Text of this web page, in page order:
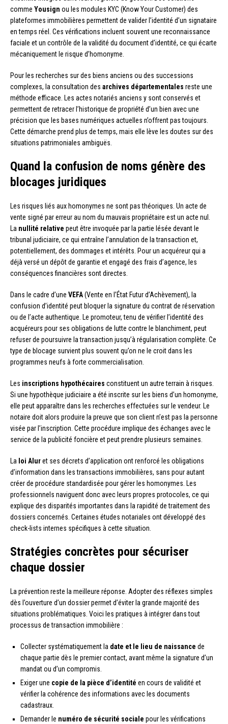
comme Yousign ou les modules KYC (Know Your Customer) des
plateformes immobilières permettent de valider l’identité d’un signataire
en temps réel. Ces vérifications incluent souvent une reconnaissance
faciale et un contrôle de la validité du document d’identité, ce qui écarte
mécaniquement le risque d’homonyme.
Pour les recherches sur des biens anciens ou des successions
complexes, la consultation des archives départementales reste une
méthode efficace. Les actes notariés anciens y sont conservés et
permettent de retracer l’historique de propriété d’un bien avec une
précision que les bases numériques actuelles n’offrent pas toujours.
Cette démarche prend plus de temps, mais elle lève les doutes sur des
situations patrimoniales ambiguës.
Quand la confusion de noms génère des
blocages juridiques
Les risques liés aux homonymes ne sont pas théoriques. Un acte de
vente signé par erreur au nom du mauvais propriétaire est un acte nul.
La nullité relative peut être invoquée par la partie lésée devant le
tribunal judiciaire, ce qui entraîne l’annulation de la transaction et,
potentiellement, des dommages et intérêts. Pour un acquéreur qui a
déjà versé un dépôt de garantie et engagé des frais d’agence, les
conséquences financières sont directes.
Dans le cadre d’une VEFA(Vente en l’État Futur d’Achèvement), la
confusion d’identité peut bloquer la signature du contrat de réservation
ou de l’acte authentique. Le promoteur, tenu de vérifier l’identité des
acquéreurs pour ses obligations de lutte contre le blanchiment, peut
refuser de poursuivre la transaction jusqu’à régularisation complète. Ce
type de blocage survient plus souvent qu’on ne le croit dans les
programmes neufs à forte commercialisation.
Les inscriptions hypothécaires constituent un autre terrain à risques.
Si une hypothèque judiciaire a été inscrite sur les biens d’un homonyme,
elle peut apparaître dans les recherches effectuées sur le vendeur. Le
notaire doit alors produire la preuve que son client n’est pas la personne
visée par l’inscription. Cette procédure implique des échanges avec le
service de la publicité foncière et peut prendre plusieurs semaines.
La loi Aluret ses décrets d’application ont renforcé les obligations
d’information dans les transactions immobilières, sans pour autant
créer de procédure standardisée pour gérer les homonymes. Les
professionnels naviguent donc avec leurs propres protocoles, ce qui
explique des disparités importantes dans la rapidité de traitement des
dossiers concernés. Certaines études notariales ont développé des
check-lists internes spécifiques à cette situation.
Stratégies concrètes pour sécuriser
chaque dossier
La prévention reste la meilleure réponse. Adopter des réflexes simples
dès l’ouverture d’un dossier permet d’éviter la grande majorité des
situations problématiques. Voici les pratiques à intégrer dans tout
processus de transaction immobilière :
Collecter systématiquement la date et le lieu de naissance de
chaque partie dès le premier contact, avant même la signature d’un
mandat ou d’un compromis.
Exiger une copie de la pièce d’identité en cours de validité et
vérifier la cohérence des informations avec les documents
cadastraux.
Demander le numéro de sécurité sociale pour les vérifications